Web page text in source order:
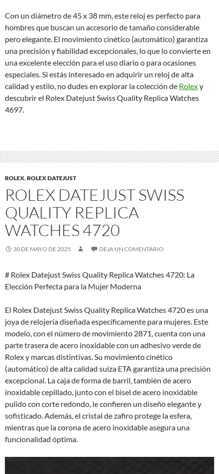
Con un diámetro de 45 x 38 mm, este reloj es perfecto para
hombres que buscan un accesorio de tamaño considerable
pero elegante. El movimiento cinético (automático) garantiza
una precisión y fiabilidad excepcionales, lo que lo convierte en
una excelente elección para el uso diario o para ocasiones
especiales. Si estás interesado en adquirir un reloj de alta
calidad y estilo, no dudes en explorar la colección de Rolexy
descubrir el Rolex Datejust Swiss Quality Replica Watches
4697.
ROLEX,ROLEX DATEJUST
ROLEX DATEJUST SWISS
QUALITY REPLICA
WATCHES 4720
30 DE MAYO DE 2025 DEJA UN COMENTARIO
# Rolex Datejust Swiss Quality Replica Watches 4720: La
Elección Perfecta para la Mujer Moderna
El Rolex Datejust Swiss Quality Replica Watches 4720 es una
joya de relojería diseñada específicamente para mujeres. Este
modelo, con el número de movimiento 2871, cuenta con una
parte trasera de acero inoxidable con un adhesivo verde de
Rolex y marcas distintivas. Su movimiento cinético
(automático) de alta calidad suiza ETA garantiza una precisión
excepcional. La caja de forma de barril, también de acero
inoxidable cepillado, junto con el bisel de acero inoxidable
pulido con corte redondo, le confieren un diseño elegante y
sofisticado. Además, el cristal de zafiro protege la esfera,
mientras que la corona de acero inoxidable asegura una
funcionalidad óptima.